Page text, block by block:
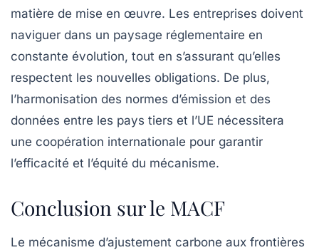
matière de mise en œuvre. Les entreprises doivent
naviguer dans un paysage réglementaire en
constante évolution, tout en s’assurant qu’elles
respectent les nouvelles obligations. De plus,
l’harmonisation des normes d’émission et des
données entre les pays tiers et l’UE nécessitera
une coopération internationale pour garantir
l’efficacité et l’équité du mécanisme.
Conclusion sur le MACF
Le mécanisme d’ajustement carbone aux frontières